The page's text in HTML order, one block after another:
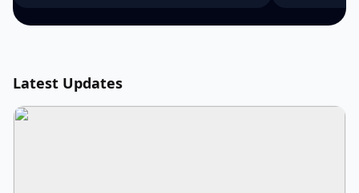
Latest Updates